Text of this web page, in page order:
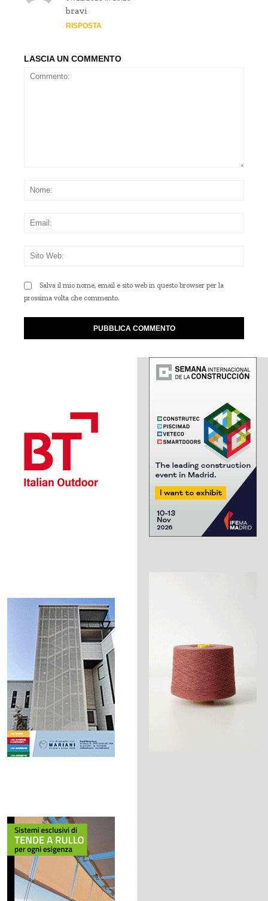
bravi
RISPOSTA
LASCIA UN COMMENTO
Salva il mio nome, email e sito web in questo browser per la
prossima volta che commento.